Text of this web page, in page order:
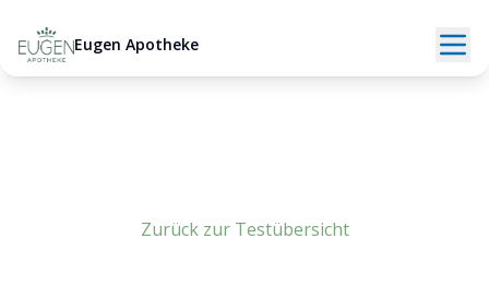
Eugen Apotheke
Zurück zur Testübersicht